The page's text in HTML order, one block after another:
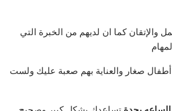
والإتقان كما ان لديهم من الخبرة التي
صغار والعناية بهم صعبة عليك ولست